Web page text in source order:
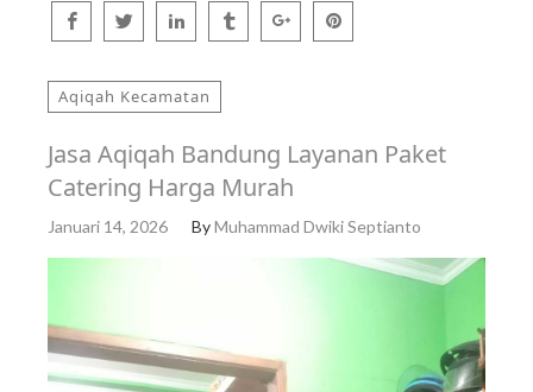
Aqiqah Kecamatan
Jasa Aqiqah Bandung Layanan Paket
Catering Harga Murah
Januari 14, 2026 ByMuhammad Dwiki Septianto